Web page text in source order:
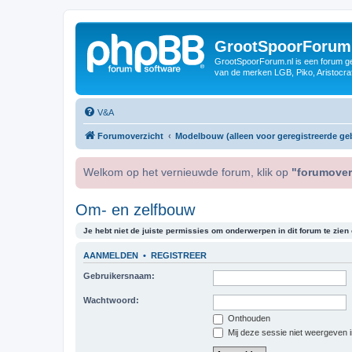
GrootSpoorForum.nl is een forum
van de merken LGB, Piko,
V&A
Forumoverzicht Modelbouw (alleen voor geregistreerde
Welkom op het vernieuwde forum, klik op
Om- en zelfbouw
Je hebt niet de juiste permissies om onderwerpen in dit forum te zien
AANMELDEN • REGISTREER
Gebruikersnaam:
Wachtwoord:
Onthouden
Mij deze sessie niet weergeven